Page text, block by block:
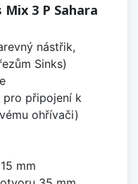
3 P Sahara
nástřik,
Sinks)
připojení k
ohřívači)
mm